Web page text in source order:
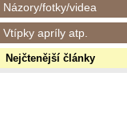
Názory/fotky/videa
Vtípky apríly atp.
Nejčtenější články